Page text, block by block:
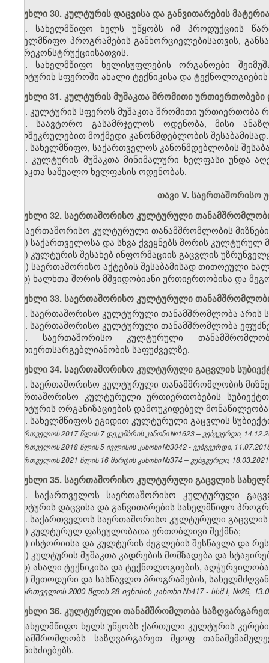
მუხლი 30. კულტურის დაცვისა და განვითარების
1. სახელმწიფო ხელს უწყობს იმ პროდუქციის
სახელმწიფო პროგრამების განხორციელებისათვის,
და რეკონსტრუქციისათვის.
2. სახელმწიფო ხელისუფლების ორგანოები
კულტურის სფეროში ახალი ტექნიკისა და
მუხლი 31. კულტურის მუშაკთა შრომითი
1. კულტურის სფეროს მუშაკთა შრომითი
2. საავტორო გასამრჯელოს ოდენობა, მისი
ხელშეკრულებით მოქმედი კანონმდებლობის შესაბამისად.
3. სახელმწიფო, საქართველოს კანონმდებლობის
4. კულტურის მუშაკთა მინიმალური ხელფასი უნდა
მუშაკთა საშუალო ხელფასის ოდენობას.
თავი V. საერთაშორისო
მუხლი 32. საერთაშორისო კულტურული
საერთაშორისო კულტურული თანამშრომლობის
ა) საქართველოსა და სხვა ქვეყნებს შორის
ბ) კულტურის შესახებ ინფორმაციის გაცვლის
გ) საერთაშორისო აქტების შესაბამისად თითოეული
დ) ხალხთა შორის მშვიდობიანი ურთიერთობისა და
მუხლი 33. საერთაშორისო კულტურული
1. საერთაშორისო კულტურული თანამშრომლობა არის
2. საერთაშორისო კულტურული თანამშრომლობა
3. საერთაშორისო კულტურული
ურთიერთსარგებლიანობის საფუძველზე.
მუხლი 34. საერთაშორისო კულტურული გაცვლის
1. საერთაშორისო კულტურული თანამშრომლობის
საერთაშორისო კულტურული ურთიერთობების
კულტურის ორგანიზაციების დამოუკიდებელ
2. სახელმწიფოს ეგიდით კულტურული გაცვლის
საქართველოს 2017 წლის 7 დეკემბრის კანონი №1623 – ვებგვერდი,
საქართველოს 2018 წლის 5 ივლისის კანონი №3042 - ვებგვერდი,
საქართველოს 2021 წლის 16 მარტის კანონი №374 – ვებგვერდი,
მუხლი 35. საერთაშორისო კულტურული გაცვლის
1. საქართველოს საერთაშორისო კულტურული
კულტურის დაცვისა და განვითარების სახელმწიფო
2. საქართველოს საერთაშორისო კულტურული
ა) კულტურულ ფასეულობათა ერთობლივი შექმნა;
ბ) ისტორიისა და კულტურის ძეგლების შესწავლა და
გ) კულტურის მუშაკთა კადრების მომზადება და
დ) ახალი ტექნიკისა და ტექნოლოგიების,
ე) მეთოდური და სასწავლო პროგრამების,
საქართველოს 2000 წლის 28 ივნისის კანონი №417 - სსმ I, №26,
მუხლი 36. კულტურული თანამშრომლობა
სახელმწიფო ხელს უწყობს ქართული კულტურის
თანამშრომლობს საზღვარგარეთ მყოფ
ღონისძიებებს.